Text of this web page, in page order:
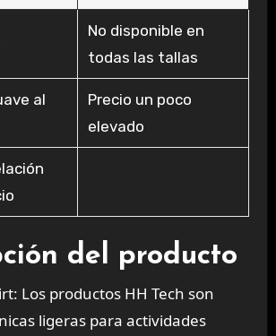
No disponible en
todas las tallas
al
Precio un poco
elevado
del producto
Los productos HH Tech son
ligeras para actividades